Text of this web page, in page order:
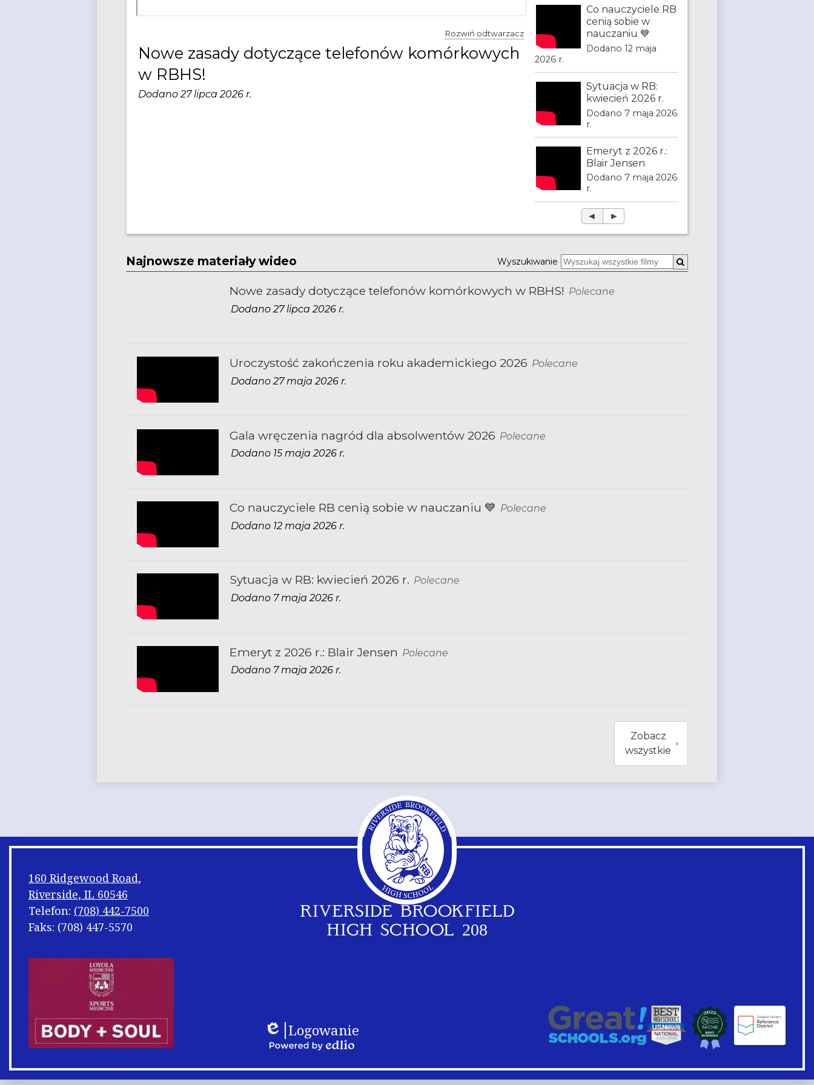
Rozwiń odtwarzacz
Nowe zasady dotyczące telefonów komórkowych
w RBHS!
Dodano 27 lipca 2026 r.
Co nauczyciele RB
cenią sobie w
nauczaniu 💙
Dodano 12 maja
2026 r.
Sytuacja w RB:
kwiecień 2026 r.
Dodano 7 maja 2026
r.
Emeryt z 2026 r.:
Blair Jensen
Dodano 7 maja 2026
r.
◄ ►
Najnowsze materiały wideo Wyszukiwanie
Nowe zasady dotyczące telefonów komórkowych w RBHS! Polecane
Dodano 27 lipca 2026 r.
Uroczystość zakończenia roku akademickiego 2026 Polecane
Dodano 27 maja 2026 r.
Gala wręczenia nagród dla absolwentów 2026 Polecane
Dodano 15 maja 2026 r.
Co nauczyciele RB cenią sobie w nauczaniu 💙 Polecane
Dodano 12 maja 2026 r.
Sytuacja w RB: kwiecień 2026 r. Polecane
Dodano 7 maja 2026 r.
Emeryt z 2026 r.: Blair Jensen Polecane
Dodano 7 maja 2026 r.
Zobacz
wszystkie
RIVERSIDE BROOKFIELD
HIGH SCHOOL 208
160 Ridgewood Road,
Riverside, IL 60546
Telefon: (708) 442-7500
Faks: (708) 447-5570
Shuffle
Edlio
Logowanie
by
stopce